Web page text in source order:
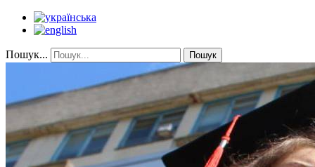
Пошук... Пошук